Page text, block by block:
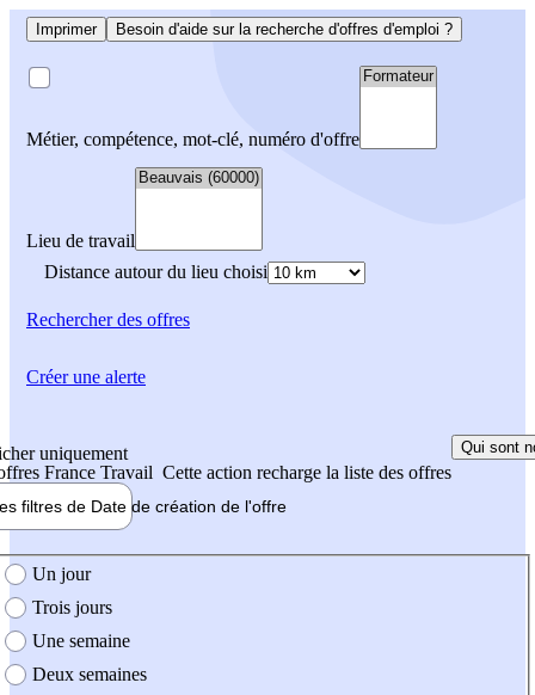
Imprimer Besoin d'aide sur la recherche d'offres d'emploi ?
Métier, compétence, mot-clé, numéro d'offre
Lieu de travail
Distance autour du lieu choisi
Rechercherdes offres
uniquement
France Travail Cette action recharge la liste des offres
Qui sont
filtres de Date de création de l'offre
création de l'offre
Un jour
Trois jours
Une semaine
Deux semaines
Créer une alerte